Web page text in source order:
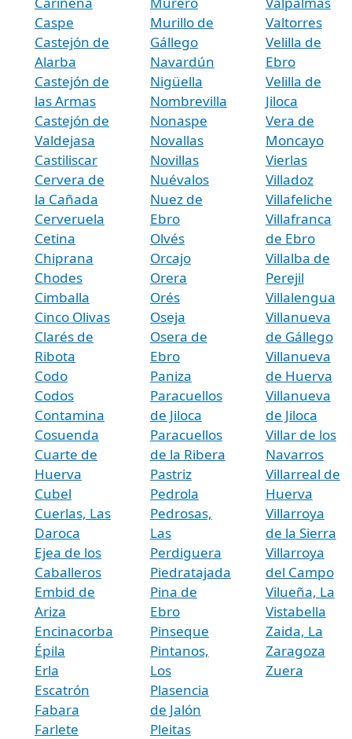
Caspe
Castejón de
Alarba
Castejón de
las Armas
Castejón de
Valdejasa
Castiliscar
Cervera de
la Cañada
Cerveruela
Cetina
Chiprana
Chodes
Cimballa
Cinco Olivas
Clarés de
Ribota
Codo
Codos
Contamina
Cosuenda
Cuarte de
Huerva
Cubel
Cuerlas, Las
Daroca
Ejea de los
Caballeros
Embid de
Ariza
Encinacorba
Épila
Erla
Escatrón
Fabara
Farlete
Murillo de
Gállego
Navardún
Nigüella
Nombrevilla
Nonaspe
Novallas
Novillas
Nuévalos
Nuez de
Ebro
Olvés
Orcajo
Orera
Orés
Oseja
Osera de
Ebro
Paniza
Paracuellos
de Jiloca
Paracuellos
de la Ribera
Pastriz
Pedrola
Pedrosas,
Las
Perdiguera
Piedratajada
Pina de
Ebro
Pinseque
Pintanos,
Los
Plasencia
de Jalón
Pleitas
Valtorres
Velilla de
Ebro
Velilla de
Jiloca
Vera de
Moncayo
Vierlas
Villadoz
Villafeliche
Villafranca
de Ebro
Villalba de
Perejil
Villalengua
Villanueva
de Gállego
Villanueva
de Huerva
Villanueva
de Jiloca
Villar de los
Navarros
Villarreal de
Huerva
Villarroya
de la Sierra
Villarroya
del Campo
Vilueña, La
Vistabella
Zaida, La
Zaragoza
Zuera